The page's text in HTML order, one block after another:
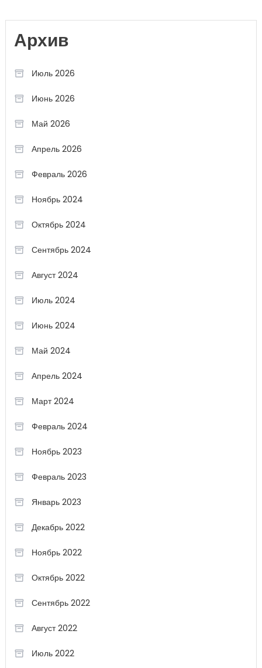
Архив
Июль 2026
Июнь 2026
Май 2026
Апрель 2026
Февраль 2026
Ноябрь 2024
Октябрь 2024
Сентябрь 2024
Август 2024
Июль 2024
Июнь 2024
Май 2024
Апрель 2024
Март 2024
Февраль 2024
Ноябрь 2023
Февраль 2023
Январь 2023
Декабрь 2022
Ноябрь 2022
Октябрь 2022
Сентябрь 2022
Август 2022
Июль 2022